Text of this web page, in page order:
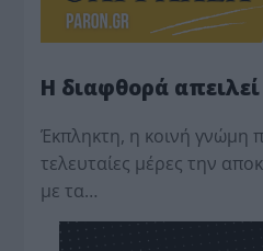
Η διαφθορά
Έκπληκτη, η κοινή γνώμη
τελευταίες μέρες την
με τα…